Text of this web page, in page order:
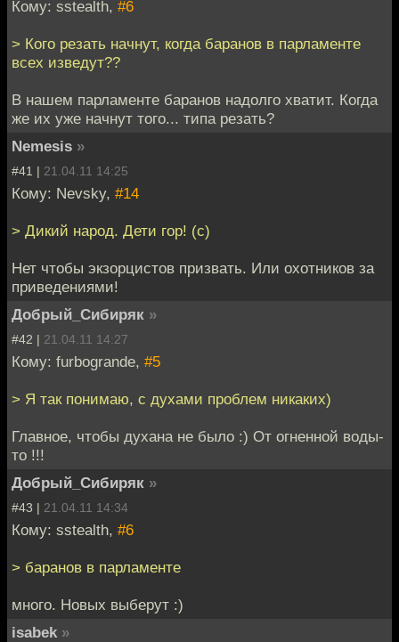
Кому: sstealth, #6
> Кого резать начнут, когда баранов в парламенте
всех изведут??
В нашем парламенте баранов надолго хватит. Когда
же их уже начнут того... типа резать?
Nemesis »
#41 | 21.04.11 14:25
Кому: Nevsky, #14
> Дикий народ. Дети гор! (с)
Нет чтобы экзорцистов призвать. Или охотников за
приведениями!
Добрый_Сибиряк »
#42 | 21.04.11 14:27
Кому: furbogrande, #5
> Я так понимаю, с духами проблем никаких)
Главное, чтобы духана не было :) От огненной воды-
то !!!
Добрый_Сибиряк »
#43 | 21.04.11 14:34
Кому: sstealth, #6
> баранов в парламенте
много. Новых выберут :)
isabek »